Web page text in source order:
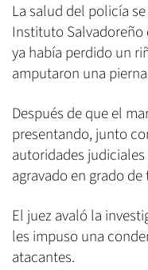
La salud del policía
Instituto Salvadoreño
ya había perdido un
amputaron una
Después de que el
presentando, junto
autoridades
agravado en grado
El juez avaló la
les impuso una
atacantes.